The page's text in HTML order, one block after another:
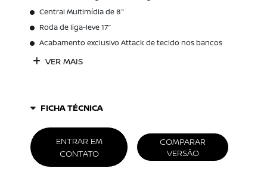
Central Multimídia de 8"
Roda de liga-leve 17’’
Acabamento exclusivo Attack de tecido nos bancos
VER MAIS
FICHA TÉCNICA
ENTRAR EM
CONTATO
COMPARAR
VERSÃO